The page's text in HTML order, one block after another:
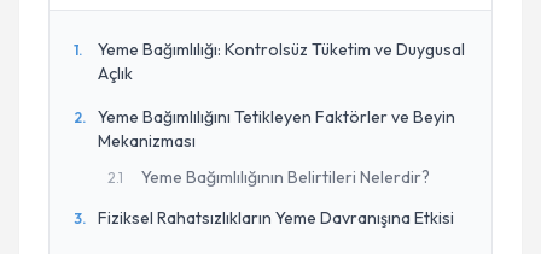
1.
Yeme Bağımlılığı: Kontrolsüz Tüketim ve Duygusal
Açlık
2.
Yeme Bağımlılığını Tetikleyen Faktörler ve Beyin
Mekanizması
2.1 Yeme Bağımlılığının Belirtileri Nelerdir?
3. Fiziksel Rahatsızlıkların Yeme Davranışına Etkisi